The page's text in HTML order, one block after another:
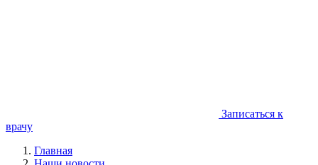
Записаться к
врачу
Главная